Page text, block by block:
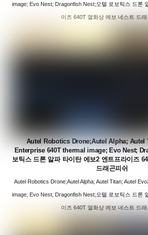
image; Evo Nest; Dragonfish Nest;오텔 로보틱스 드론
이즈 640T 열화상 에보 네스트 드래
Autel Robotics Drone;Autel Alpha; Autel
Enterprise 640T thermal image; Evo Nest;
보틱스 드론 알파 타이탄 에보2 엔트프라이즈
드래곤피쉬
Autel Robotics Drone;Autel Alpha; Autel Titan; Autel
image; Evo Nest; Dragonfish Nest;오텔 로보틱스 드론
이즈 640T 열화상 에보 네스트 드래